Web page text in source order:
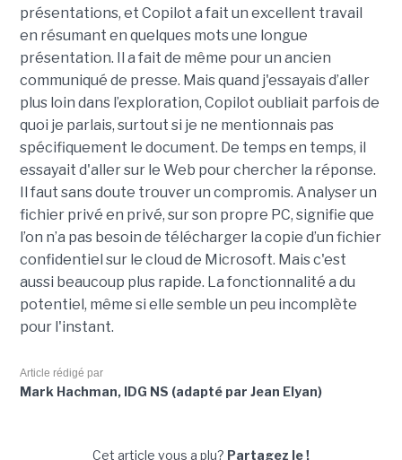
présentations, et Copilot a fait un excellent travail
en résumant en quelques mots une longue
présentation. Il a fait de même pour un ancien
communiqué de presse. Mais quand j'essayais d’aller
plus loin dans l’exploration, Copilot oubliait parfois de
quoi je parlais, surtout si je ne mentionnais pas
spécifiquement le document. De temps en temps, il
essayait d'aller sur le Web pour chercher la réponse.
Il faut sans doute trouver un compromis. Analyser un
fichier privé en privé, sur son propre PC, signifie que
l’on n’a pas besoin de télécharger la copie d’un fichier
confidentiel sur le cloud de Microsoft. Mais c'est
aussi beaucoup plus rapide. La fonctionnalité a du
potentiel, même si elle semble un peu incomplète
pour l'instant.
Article rédigé par
Mark Hachman, IDG NS (adapté par Jean Elyan)
Cet article vous a plu? Partagez le !